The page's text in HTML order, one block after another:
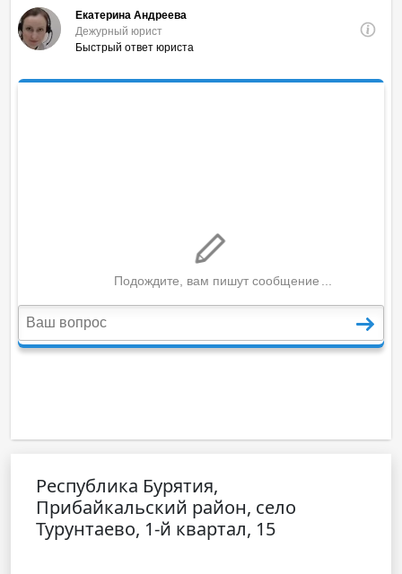
Республика Бурятия,
Прибайкальский район, село
Турунтаево, 1-й квартал, 15